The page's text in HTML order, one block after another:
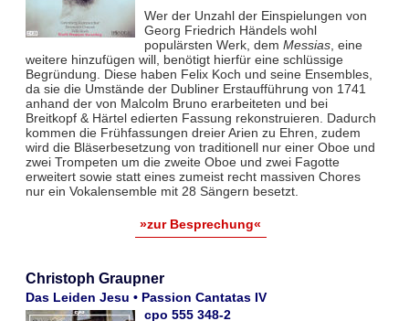
Wer der Unzahl der Einspielungen von
Georg Friedrich Händels wohl
populärsten Werk, dem Messias, eine
weitere hinzufügen will, benötigt hierfür eine schlüssige
Begründung. Diese haben Felix Koch und seine Ensembles,
da sie die Umstände der Dubliner Erstaufführung von 1741
anhand der von Malcolm Bruno erarbeiteten und bei
Breitkopf & Härtel edierten Fassung rekonstruieren. Dadurch
kommen die Frühfassungen dreier Arien zu Ehren, zudem
wird die Bläserbesetzung von traditionell nur einer Oboe und
zwei Trompeten um die zweite Oboe und zwei Fagotte
erweitert sowie statt eines zumeist recht massiven Chores
nur ein Vokalensemble mit 28 Sängern besetzt.
»zur Besprechung«
Christoph Graupner
Das Leiden Jesu • Passion Cantatas IV
cpo 555 348-2